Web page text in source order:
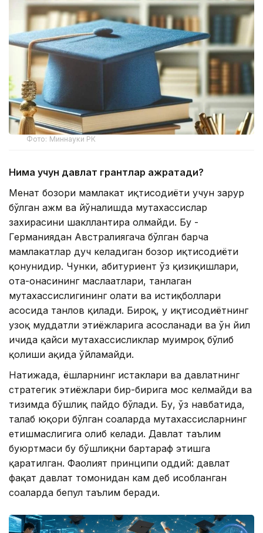
Фото: Миннауки РК
Нима учун давлат грантлар ажратади?
Меҳнат бозори мамлакат иқтисодиёти учун зарур
бўлган ҳажм ва йўналишда мутахассислар
захирасини шакллантира олмайди. Бу -
Германиядан Австралиягача бўлган барча
мамлакатлар дуч келадиган бозор иқтисодиёти
қонунидир. Чунки, абитуриент ўз қизиқишлари,
ота-онасининг маслаҳатлари, танлаган
мутахассислигининг ҳолати ва истиқболлари
асосида танлов қилади. Бироқ, у иқтисодиётнинг
узоқ муддатли эҳтиёжларига асосланади ва ўн йил
ичида қайси мутахассисликлар муҳимроқ бўлиб
қолиши ҳақида ўйламайди.
Натижада, ёшларнинг истаклари ва давлатнинг
стратегик эҳтиёжлари бир-бирига мос келмайди ва
тизимда бўшлиқ пайдо бўлади. Бу, ўз навбатида,
талаб юқори бўлган соҳаларда мутахассисларнинг
етишмаслигига олиб келади. Давлат таълим
буюртмаси бу бўшлиқни бартараф этишга
қаратилган. Фаолият принципи оддий: давлат
фақат давлат томонидан кам деб ҳисобланган
соҳаларда бепул таълим беради.